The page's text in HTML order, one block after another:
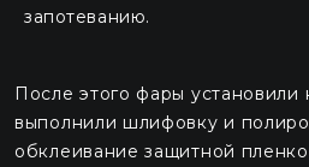
запотеванию.
После этого фары установили
выполнили шлифовку и
обклеивание защитной